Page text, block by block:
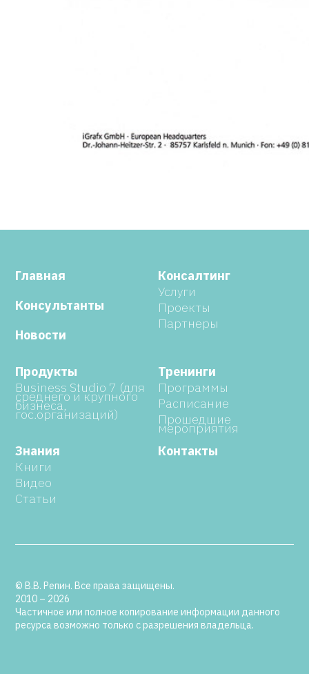
Главная
Консультанты
Новости
Консалтинг
Услуги
Проекты
Партнеры
Продукты
Business Studio 7 (для
среднего и крупного
бизнеса,
гос.организаций)
Тренинги
Программы
Расписание
Прошедшие
мероприятия
Знания
Книги
Видео
Статьи
Контакты
© В.В. Репин. Все права защищены.
2010 – 2026
Частичное или полное копирование информации данного
ресурса возможно только с разрешения владельца.